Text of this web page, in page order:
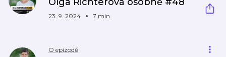
23. 9. 2024 7 min
O epizodě